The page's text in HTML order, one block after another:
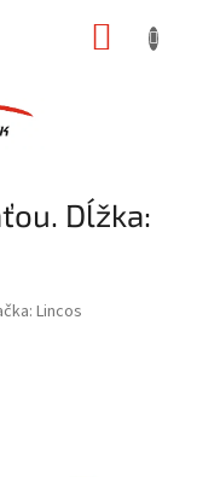
Dĺžka:
Lincos